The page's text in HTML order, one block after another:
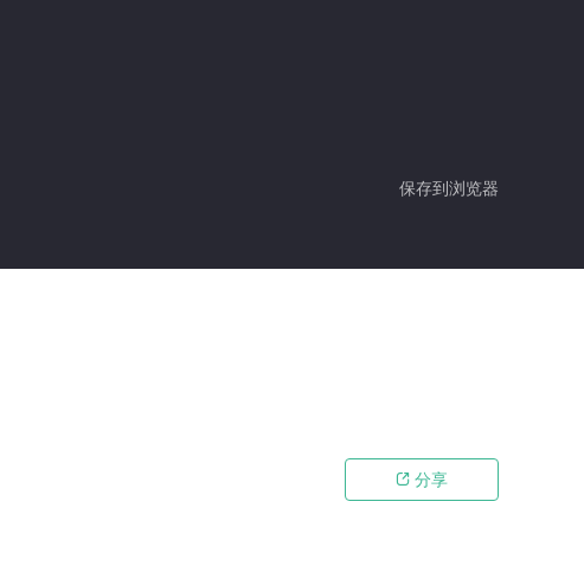
保存到浏览器
 分享